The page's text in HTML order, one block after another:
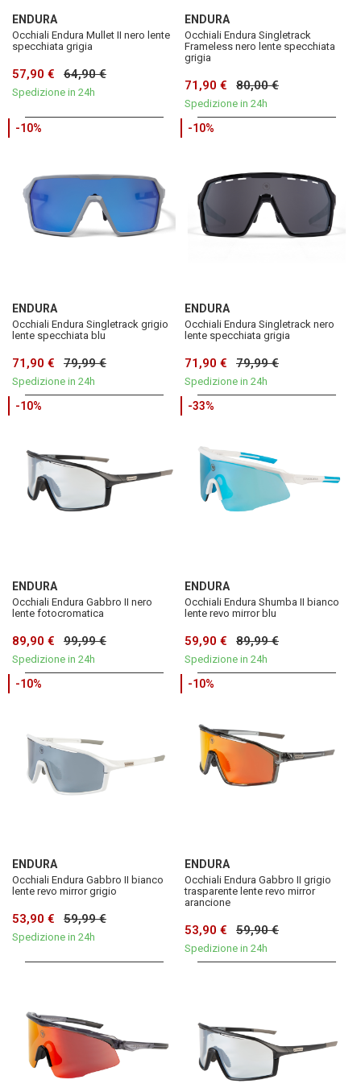
ENDURA
Occhiali Endura Mullet II nero lente
specchiata grigia
57,90 € 64,90 €
Spedizione in 24h
ENDURA
Occhiali Endura Singletrack
Frameless nero lente specchiata
grigia
71,90 € 80,00 €
Spedizione in 24h
-10%
ENDURA
Occhiali Endura Singletrack grigio
lente specchiata blu
71,90 € 79,99 €
Spedizione in 24h
-10%
ENDURA
Occhiali Endura Singletrack nero
lente specchiata grigia
71,90 € 79,99 €
Spedizione in 24h
-10%
ENDURA
Occhiali Endura Gabbro II nero
lente fotocromatica
89,90 € 99,99 €
Spedizione in 24h
-33%
ENDURA
Occhiali Endura Shumba II bianco
lente revo mirror blu
59,90 € 89,99 €
Spedizione in 24h
-10%
ENDURA
Occhiali Endura Gabbro II bianco
lente revo mirror grigio
53,90 € 59,99 €
Spedizione in 24h
-10%
ENDURA
Occhiali Endura Gabbro II grigio
trasparente lente revo mirror
arancione
53,90 € 59,90 €
Spedizione in 24h